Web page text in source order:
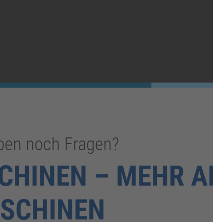
noch Fragen?
– MEHR